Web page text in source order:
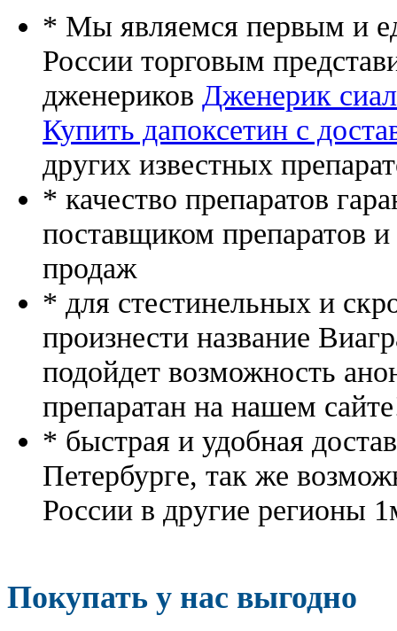
* Мы являемся первым и
России торговым
дженериков Дженерик
Купить дапоксетин с
других известных
* качество препаратов
поставщиком препаратов
продаж
* для стестинельных и
произнести название
подойдет возможность
препаратан на нашем
* быстрая и удобная
Петербурге, так же
России в другие регионы
Покупать у нас выгодно